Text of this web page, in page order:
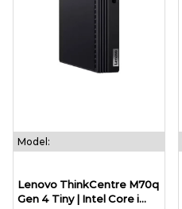
Model:
Lenovo ThinkCentre M70q
Gen 4 Tiny | Intel Core i...